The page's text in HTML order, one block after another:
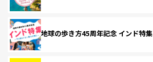
地球の歩き方45周年記念 インド特集